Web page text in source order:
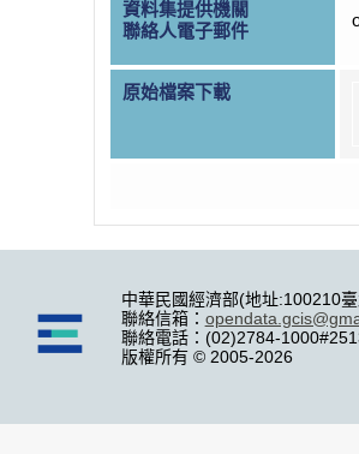
資料集提供機關
聯絡人電子郵件
原始檔案下載
中華民國經濟部(地址:100210
聯絡信箱：
聯絡電話：(02)2784-
版權所有 © 2005-2026